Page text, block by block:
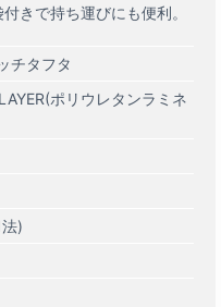
きで持ち運びにも便利。
チタフタ
ポリウレタンラミネ
)